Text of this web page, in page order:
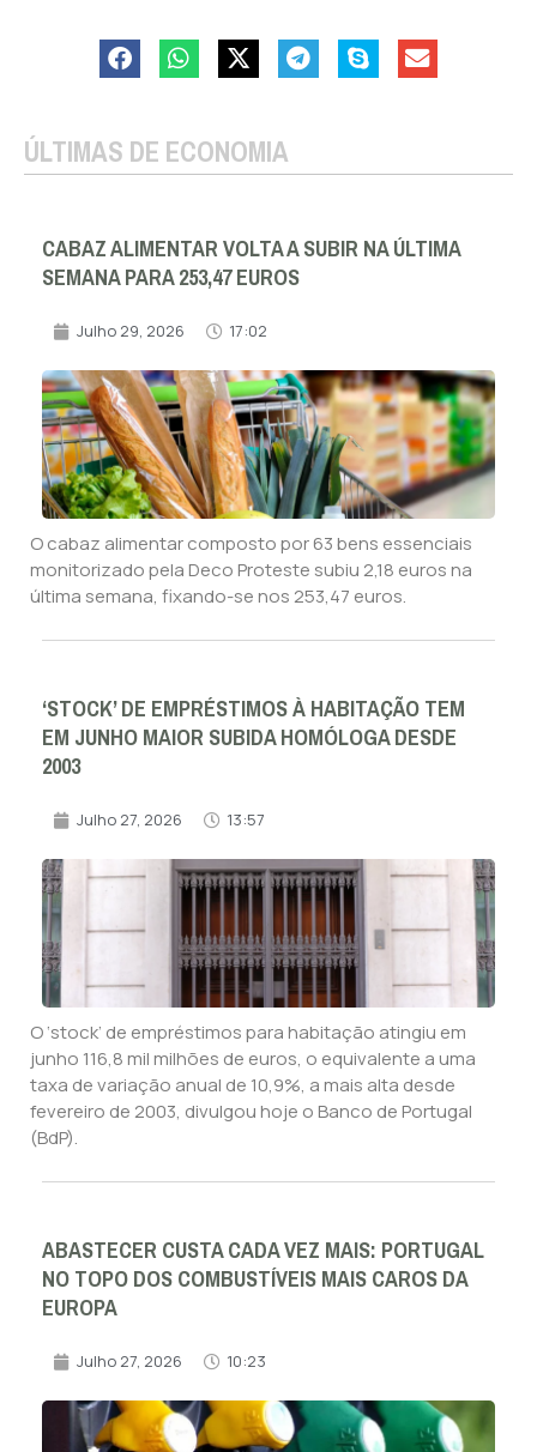
ÚLTIMAS DE ECONOMIA
CABAZ ALIMENTAR VOLTA A SUBIR NA ÚLTIMA
SEMANA PARA 253,47 EUROS
Julho 29, 2026 17:02
O cabaz alimentar composto por 63 bens essenciais
monitorizado pela Deco Proteste subiu 2,18 euros na
última semana, fixando-se nos 253,47 euros.
‘STOCK’ DE EMPRÉSTIMOS À HABITAÇÃO TEM
EM JUNHO MAIOR SUBIDA HOMÓLOGA DESDE
2003
Julho 27, 2026 13:57
O ‘stock’ de empréstimos para habitação atingiu em
junho 116,8 mil milhões de euros, o equivalente a uma
taxa de variação anual de 10,9%, a mais alta desde
fevereiro de 2003, divulgou hoje o Banco de Portugal
(BdP).
ABASTECER CUSTA CADA VEZ MAIS: PORTUGAL
NO TOPO DOS COMBUSTÍVEIS MAIS CAROS DA
EUROPA
Julho 27, 2026 10:23